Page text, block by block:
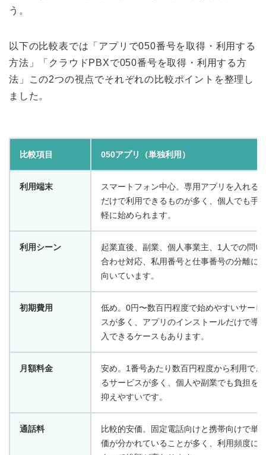
う。
以下の比較表では「アプリで050番号を取得・利用する
方法」「クラウドPBXで050番号を取得・利用する方
法」この2つの視点でそれぞれの比較ポイントを整理し
ました。
比較項目 050アプリ（単独利用）
利用端末
スマートフォン中心。専用アプリを入れる
だけで利用できるものが多く、個人でも手
軽に始められます。
利用シーン
起業直後、副業、個人事業主、1人での問い
合わせ対応、私用番号と仕事番号の分離に
向いています。
初期費用
低め。0円〜数百円程度で始めやすいサービ
スが多く、アプリのインストールだけで導
入できるケースもあります。
月額料金
安め。1番号あたり数百円程度から利用でき
るサービスが多く、個人や副業でも負担を
抑えやすいです。
通話料
比較的安価。固定電話向けと携帯向けで単
価が分かれていることが多く、利用頻度に